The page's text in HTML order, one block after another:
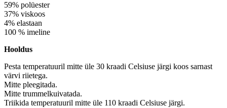
59% polüester
37% viskoos
4% elastaan
100 % imeline
Hooldus
Pesta temperatuuril mitte üle 30 kraadi Celsiuse järgi koos sarnast
värvi riietega.
Mitte pleegitada.
Mitte trummelkuivatada.
Triikida temperatuuril mitte üle 110 kraadi Celsiuse järgi.